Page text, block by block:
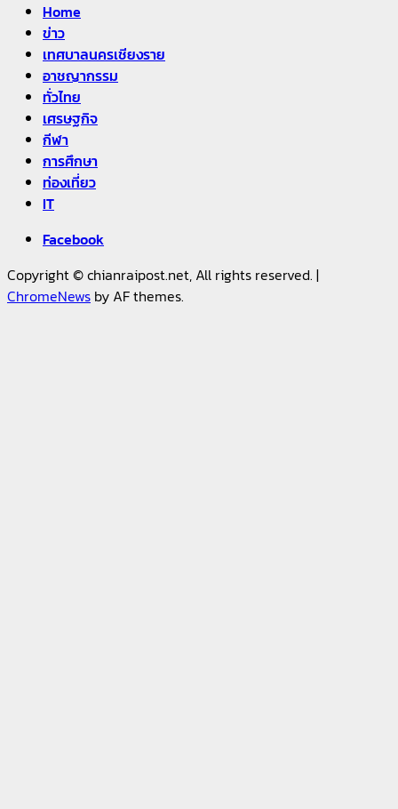
Home
ข่าว
เทศบาลนครเชียงราย
อาชญากรรม
ทั่วไทย
เศรษฐกิจ
กีฬา
การศึกษา
ท่องเที่ยว
IT
Facebook
Copyright © chianraipost.net, All rights reserved. |
ChromeNews by AF themes.